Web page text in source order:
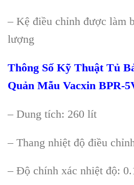
– Kệ điều chỉnh được làm b
lượng
Thông Số Kỹ Thuật Tủ
Quản Mẫu Vacxin BPR-
– Dung tích: 260 lít
– Thang nhiệt độ điều
– Độ chính xác nhiệt độ: